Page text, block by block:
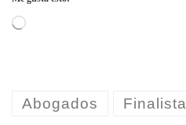
Cargando...
Abogados Finalista